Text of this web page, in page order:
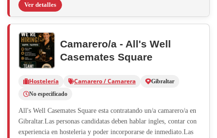
Ver detalles
Camarero/a - All's Well
Casemates Square
Hostelería Camarero / Camarera
Gibraltar
No especificado
All's Well Casemates Square esta contratando un/a camarero/a en
Gibraltar.Las personas candidatas deben hablar ingles, contar con
experiencia en hosteleria y poder incorporarse de inmediato.Las